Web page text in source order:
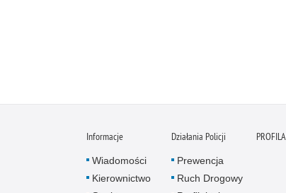
Informacje
Wiadomości
Kierownictwo
Działania Policji
Prewencja
Ruch Drogowy